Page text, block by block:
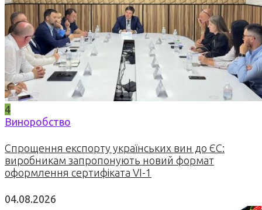
4
Виноробство
Спрощення експорту українських вин до ЄС:
виробникам запропонують новий формат
оформлення сертифіката VI-1
04.08.2026